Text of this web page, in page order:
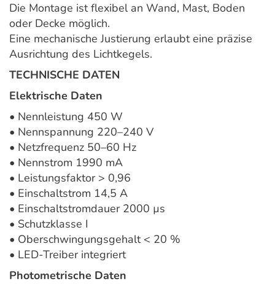
Die Montage ist flexibel an Wand, Mast, Boden
oder Decke möglich.
Eine mechanische Justierung erlaubt eine präzise
Ausrichtung des Lichtkegels.
TECHNISCHE DATEN
Elektrische Daten
• Nennleistung 450 W
• Nennspannung 220–240 V
• Netzfrequenz 50–60 Hz
• Nennstrom 1990 mA
• Leistungsfaktor > 0,96
• Einschaltstrom 14,5 A
• Einschaltstromdauer 2000 µs
• Schutzklasse I
• Oberschwingungsgehalt < 20 %
• LED-Treiber integriert
Photometrische Daten